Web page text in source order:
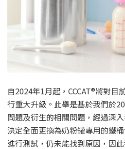
自2024年1月起，CCCAT®將對目
行重大升級。此舉是基於我們於
問題及衍生的相關問題，經過深
決定全面更換為奶粉罐專用的鐵
進行測試，仍未能找到原因，因